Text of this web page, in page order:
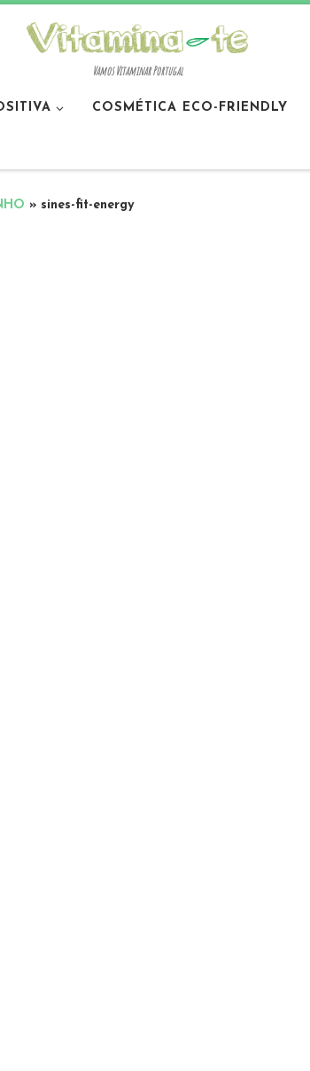
Vamos Vitaminar Portugal
COSMÉTICA ECO-FRIENDLY
» sines-fit-energy